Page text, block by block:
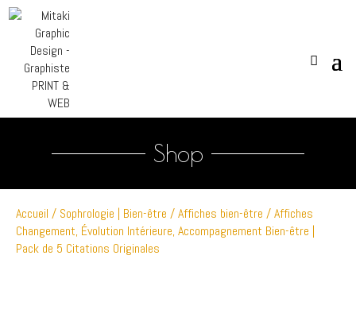
Shop
Accueil / Sophrologie | Bien-être /Affiches bien-être / Affiches
Changement, Évolution Intérieure, Accompagnement Bien-être |
Pack de 5 Citations Originales